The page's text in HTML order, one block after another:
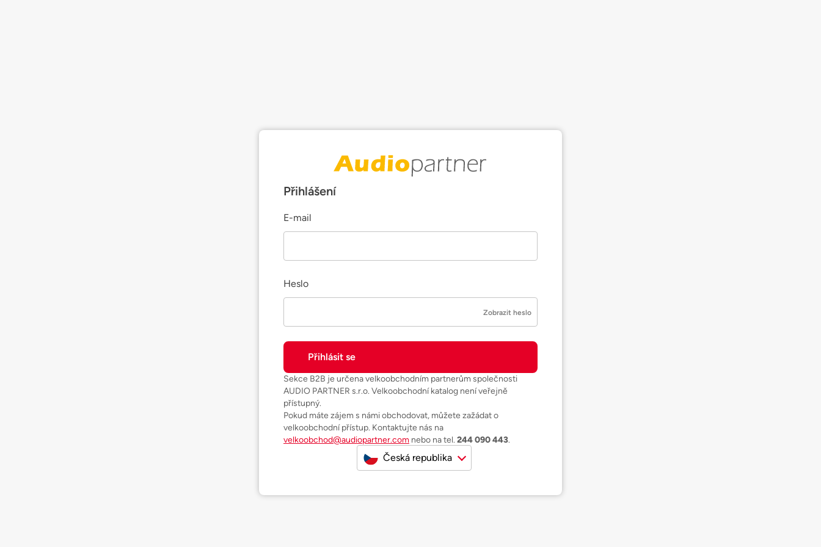
Přihlášení
E-mail
Heslo
Zobrazit heslo
Sekce B2B je určena velkoobchodním partnerům společnosti
AUDIO PARTNER s.r.o. Velkoobchodní katalog není veřejně
přístupný.
Pokud máte zájem s námi obchodovat, můžete zažádat o
velkoobchodní přístup. Kontaktujte nás na
velkoobchod@audiopartner.com nebo na tel. 244 090 443.
Česká republika